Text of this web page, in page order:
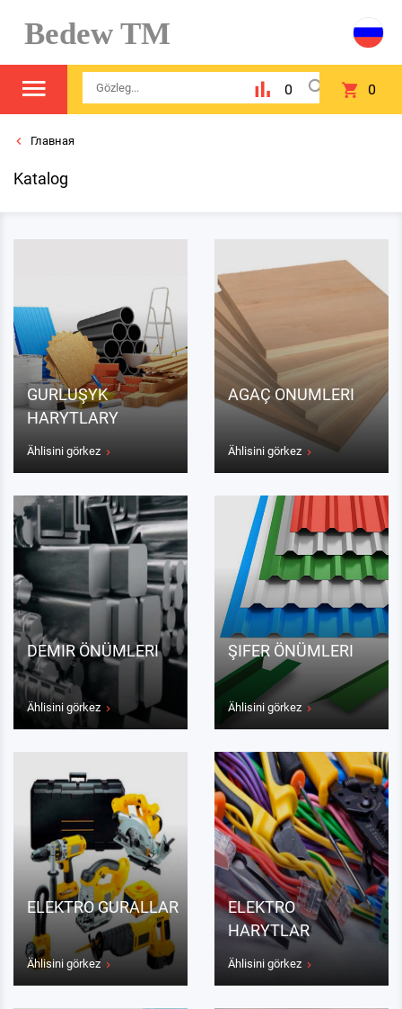
Bedew TM
0 0
Главная
Katalog
GURLUŞYK
HARYTLARY
Ählisini görkez
AGAÇ ONUMLERI
Ählisini görkez
DEMIR ÖNÜMLERI
Ählisini görkez
ŞIFER ÖNÜMLERI
Ählisini görkez
ELEKTRO GURALLAR
Ählisini görkez
ELEKTRO
HARYTLAR
Ählisini görkez